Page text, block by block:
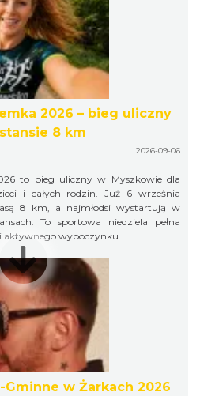
2026 – bieg uliczny
8 km
2026-09-06
to bieg uliczny w Myszkowie dla
i całych rodzin. Już 6 września
8 km, a najmłodsi wystartują w
To sportowa niedziela pełna
aktywnego wypoczynku.
w Żarkach 2026